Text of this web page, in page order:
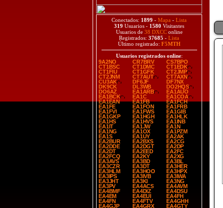
Conectados: 1899 - Mapa - Lista
319 Usuarios - 1580 Visitantes
Usuarios de 38 DXCConline
Registrados: 37685 - Lista
Último registrado: F5MTH
Usuarios registrados online:
9A2NO
CR7BRV
CS7BPO
CT1BSC
CT1DMC
CT1EDK
CT1FIU
CT1GFK
CT2JMP
CT2JNM
CT7AUT
CT7AXN
CU3AK
DF6JF
DF7NX
DK9CK
DL3WB
DO2HQS
DO6AZ
EA1ARB
EA1AUO
EA1BCK
EA1C
EA1COA
EA1EAN
EA1FB
EA1FCH
EA1FE
EA1FON
EA1FRB
EA1FVI
EA1FWS
EA1GIB
EA1GKP
EA1HGH
EA1HLK
EA1HS
EA1HVS
EA1INB
EA1IT
EA1JW
EA1N
EA1NG
EA1OX
EA1PZM
EA1S
EA1UY
EA2AK
EA2BUR
EA2BXS
EA2CG
EA2DDE
EA2DGT
EA2DP
EA2DT
EA2EED
EA2FC
EA2FCQ
EA2KY
EA2XG
EA3AVS
EA3BD
EA3BL
EA3CZR
EA3DT
EA3HER
EA3HLM
EA3HOO
EA3HPX
EA3IPS
EA3IVB
EA3IWA
EA3JHT
EA3KI
EA3NG
EA3PV
EA4ACS
EA4AVM
EA4BMF
EA4DIZ
EA4DSU
EA4EM
EA4EUI
EA4FH
EA4FN
EA4FTV
EA4GHH
EA4GJP
EA4GRX
EA4GTY